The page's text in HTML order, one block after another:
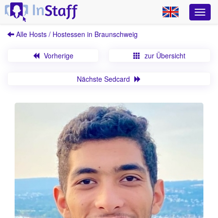
Alle Hosts / Hostessen in Braunschweig
Vorherige zur Übersicht
Nächste Sedcard